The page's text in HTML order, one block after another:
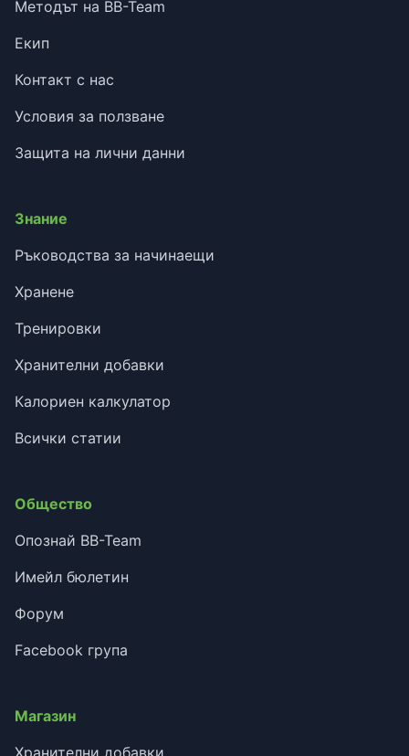
Методът на BB-Team
Екип
Контакт с нас
Условия за ползване
Защита на лични данни
Знание
Ръководства за начинаещи
Хранене
Тренировки
Хранителни добавки
Калориен калкулатор
Всички статии
Общество
Опознай BB-Team
Имейл бюлетин
Форум
Facebook група
Магазин